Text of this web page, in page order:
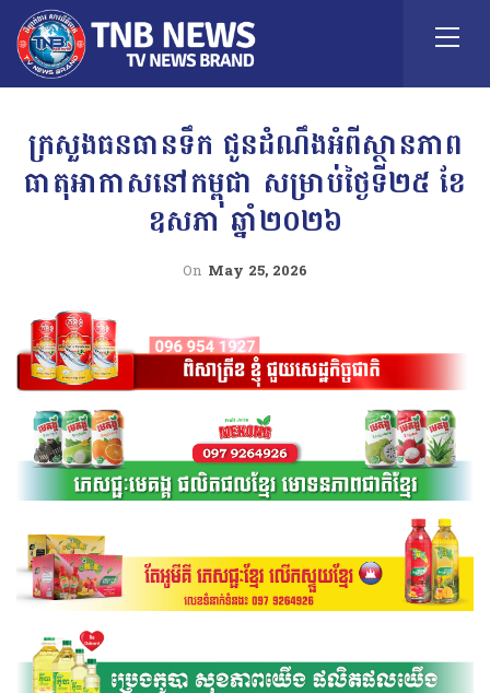
ក្រសួងធនធានទឹក ជូនដំណឹងអំពីស្ថានភាព
ធាតុអាកាសនៅកម្ពុជា សម្រាប់ថ្ងៃទី២៥ ខែ
ឧសភា ឆ្នាំ២០២៦
On May 25, 2026